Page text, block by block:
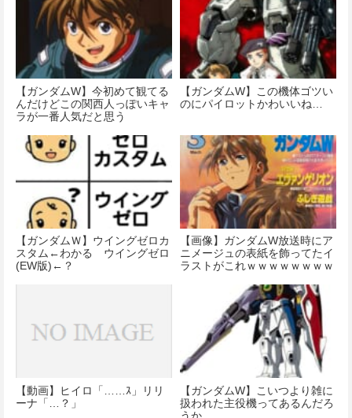
価格：¥3,100
【ガンダムW】今初めて観てる
んだけどこの関西人っぽいキャ
ラが一番人気だと思う
【ガンダムW】この機体ゴツい
のにパイロットかわいいね…
【ガンダムＷ】ウイングゼロカ
スタム←わかる ウイングゼロ
(EW版)←？
【画像】ガンダムW放送時にア
ニメージュの表紙を飾ってたイ
ラストがこれｗｗｗｗｗｗｗｗ
【動画】ヒイロ「……ｽ」リリ
ーナ「…？」
【ガンダムW】こいつより雑に
扱われた主役機ってあるんだろ
うか…